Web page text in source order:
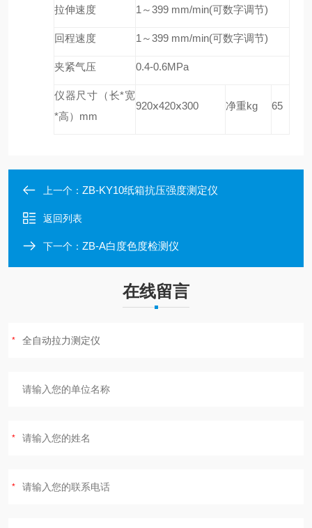
拉伸速度 1～399 mm/min(可数字调节)
回程速度 1～399 mm/min(可数字调节)
夹紧气压 0.4-0.6MPa
仪器尺寸（长*宽
*高） mm
920ⅹ420ⅹ300 净重kg 65
上一个： ZB-KY10纸箱抗压强度测定仪
返回列表
下一个： ZB-A白度色度检测仪
在线留言